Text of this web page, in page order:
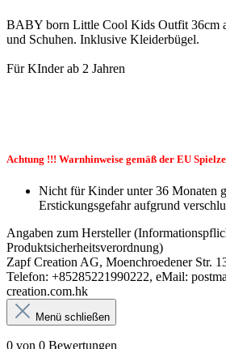
BABY born Little Cool Kids Outfit 36cm
und Schuhen. Inklusive Kleiderbügel.
Für KInder ab 2 Jahren
Achtung !!! Warnhinweise gemäß der EU
Nicht für Kinder unter 36 Monaten
Erstickungsgefahr aufgrund
Angaben zum Hersteller
Produktsicherheitsverordnung)
Zapf Creation AG, Moenchroedener Str.
Telefon: +85285221990222, eMail:
creation.com.hk
Menü schließen
0 von 0 Bewertungen